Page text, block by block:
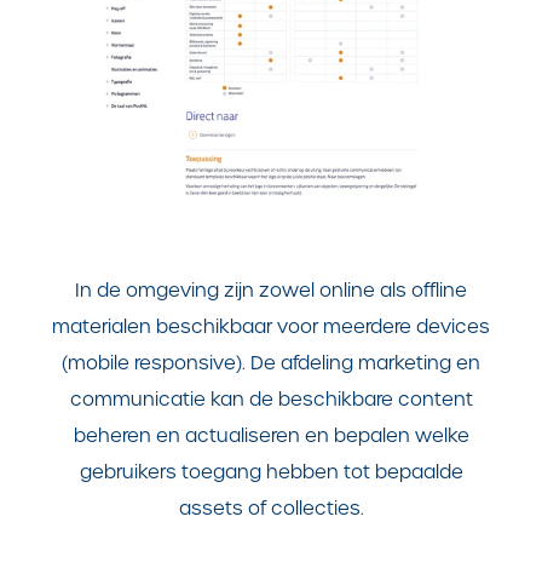
In de omgeving zijn zowel online als offline
materialen beschikbaar voor meerdere devices
(mobile responsive). De afdeling marketing en
communicatie kan de beschikbare content
beheren en actualiseren en bepalen welke
gebruikers toegang hebben tot bepaalde
assets of collecties.